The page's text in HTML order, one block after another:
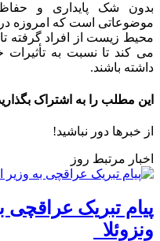
بدون شک پایداری و
موضوعاتی است که امروزه در
محیط زیست از افراد گرفته
می کند تا نسبت به
داشته باشند.
این مطلب را به اشتراک
از خبرها دور نباشید!
اخبار مرتبط روز
پیام تبریک عراقچی
ونزوئلا